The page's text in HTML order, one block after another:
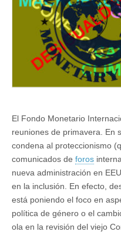
El Fondo Monetario
reuniones de primavera. En
condena al proteccionismo
comunicados de foros
nueva administración en
en la inclusión. En efecto,
está poniendo el foco en
política de género o el
ola en la revisión del viejo